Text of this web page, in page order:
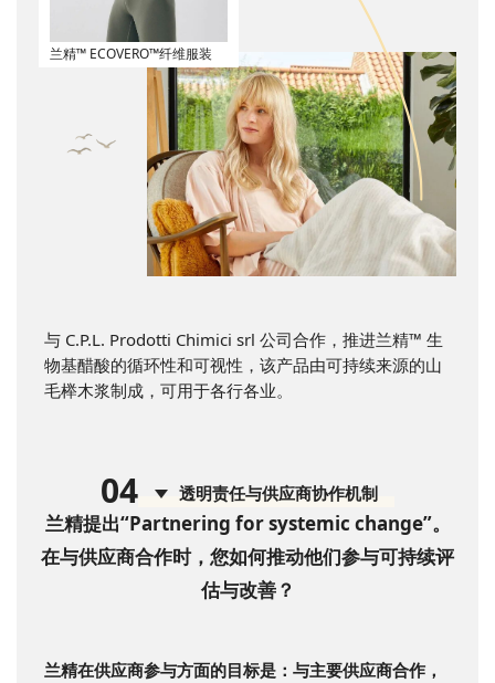
兰精™ ECOVERO™纤维服装
与 C.P.L. Prodotti Chimici srl 公司合作，推进兰精™ 生
物基醋酸的循环性和可视性，该产品由可持续来源的山
毛榉木浆制成，可用于各行各业。
04 透明责任与供应商协作机制
兰精提出“Partnering for systemic change”。
在与供应商合作时，您如何推动他们参与可持续评
估与改善？
兰精在供应商参与方面的目标是：与主要供应商合作，